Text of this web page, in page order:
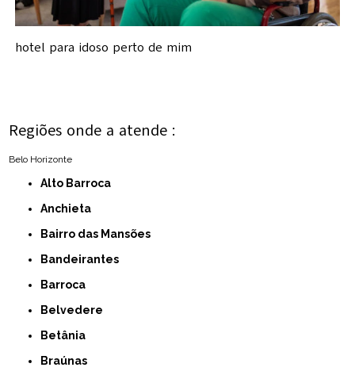
hotel para idoso perto de mim
Regiões onde a atende :
Belo Horizonte
Alto Barroca
Anchieta
Bairro das Mansões
Bandeirantes
Barroca
Belvedere
Betânia
Braúnas